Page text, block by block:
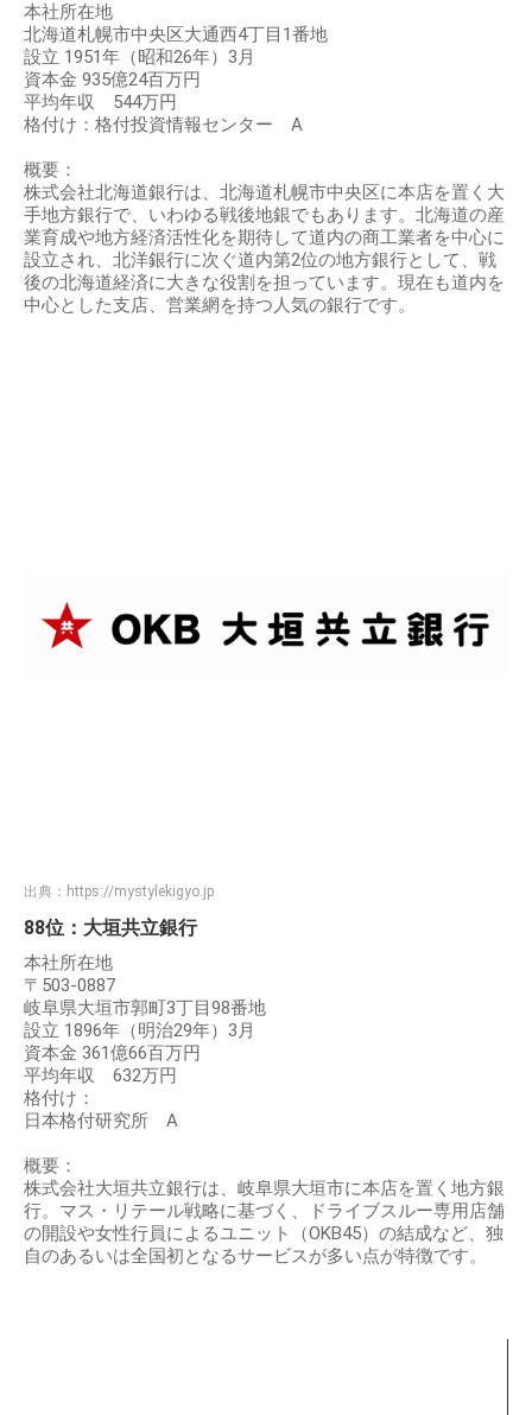
本社所在地
北海道札幌市中央区大通西4丁目1番地
設立 1951年（昭和26年）3月
資本金 935億24百万円
平均年収 544万円
格付け：格付投資情報センター A
概要：
株式会社北海道銀行は、北海道札幌市中央区に本店を置く大
手地方銀行で、いわゆる戦後地銀でもあります。北海道の産
業育成や地方経済活性化を期待して道内の商工業者を中心に
設立され、北洋銀行に次ぐ道内第2位の地方銀行として、戦
後の北海道経済に大きな役割を担っています。現在も道内を
中心とした支店、営業網を持つ人気の銀行です。
出典： https://mystylekigyo.jp
88位：大垣共立銀行
本社所在地
〒503-0887
岐阜県大垣市郭町3丁目98番地
設立 1896年（明治29年）3月
資本金 361億66百万円
平均年収 632万円
格付け：
日本格付研究所 A
概要：
株式会社大垣共立銀行は、岐阜県大垣市に本店を置く地方銀
行。マス・リテール戦略に基づく、ドライブスルー専用店舗
の開設や女性行員によるユニット（OKB45）の結成など、独
自のあるいは全国初となるサービスが多い点が特徴です。